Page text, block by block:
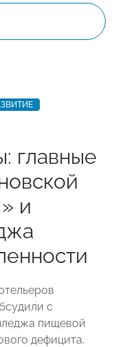
главные
и
с
пищевой
дефицита.